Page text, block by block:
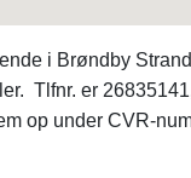
i Brøndby
Tlfnr. er
op under CVR-